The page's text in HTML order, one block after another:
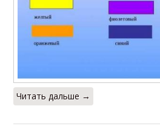
Читать дальше →